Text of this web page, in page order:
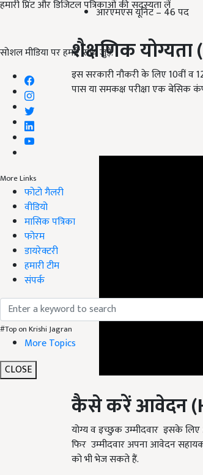
हमारी प्रिंट और डिजिटल पत्रिकाओं की सदस्यता लें
सोशल मीडिया पर हमारे साथ जुड़ें:
More Links
फोटो गैलरी
वीडियो
मासिक पत्रिका
फोरम
डायरेक्टरी
हमारी टीम
संपर्क
#Top on Krishi Jagran
More Topics
CLOSE
आरएमएस यूनिट – 46 पद
शैक्षणिक योग्यता (
इस सरकारी नौकरी के लिए 10वीं व
पास या समकक्ष परीक्षा एक बेसिक
कैसे करें आवेदन (
योग्य व इच्छुक उम्मीदवार इसके
फिर उम्मीदवार अपना आवेदन
को भी भेज सकते हैं.